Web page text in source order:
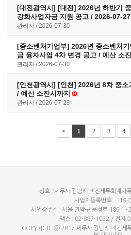
[대전광역시] [대전] 2026년 하반기
강화사업자금 지원 공고 / 2026-07-
관리자 2026-07-30
[중소벤처기업부] 2026년 중소벤처
금 융자사업 4차 변경 공고 / 예산 소
관리자 2026-07-30
[인천광역시] [인천] 2026년 8차 중소
/ 예산 소진시까지
관리자 2026-07-29
< 1 2 3 4
상호 : 세무사 강남례 비전세무회계사
사업자등록번호 : 119-
사업장주소 : 서울 관악구 문성로 189
팩스 : 02-887-1932 / 전자
COPYRIGHTⓒ 2017 세무사 강남례 비전세